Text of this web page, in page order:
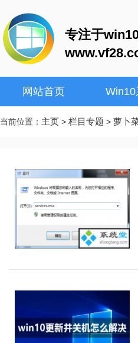
专注于
网站首页 Win10
当前位置： 主页 > 栏目专题 > 萝卜